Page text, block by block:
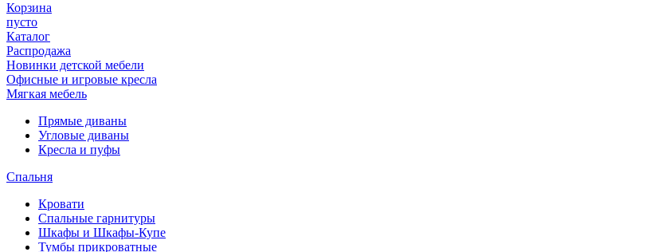
Корзина
пусто
Каталог
Распродажа
Новинки детской мебели
Офисные и игровые кресла
Мягкая мебель
Прямые диваны
Угловые диваны
Кресла и пуфы
Спальня
Кровати
Спальные гарнитуры
Шкафы и Шкафы-Купе
Тумбы прикроватные